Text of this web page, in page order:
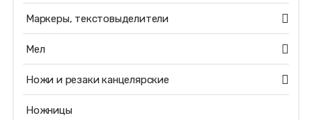
Маркеры, текстовыделители
Мел
Ножи и резаки канцелярские
Ножницы